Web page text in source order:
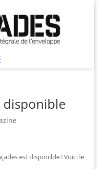
disponible
est disponible ! Voici le